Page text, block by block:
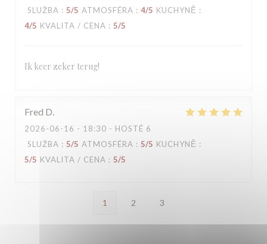
SLUŽBA : 5/5 ATMOSFÉRA : 4/5 KUCHYNĚ :
4/5 KVALITA / CENA : 5/5
Ik keer zeker terug!
Fred D
2026-06-16 - 18:30 - HOSTÉ 6
SLUŽBA : 5/5 ATMOSFÉRA : 5/5 KUCHYNĚ :
5/5 KVALITA / CENA : 5/5
1 2 3